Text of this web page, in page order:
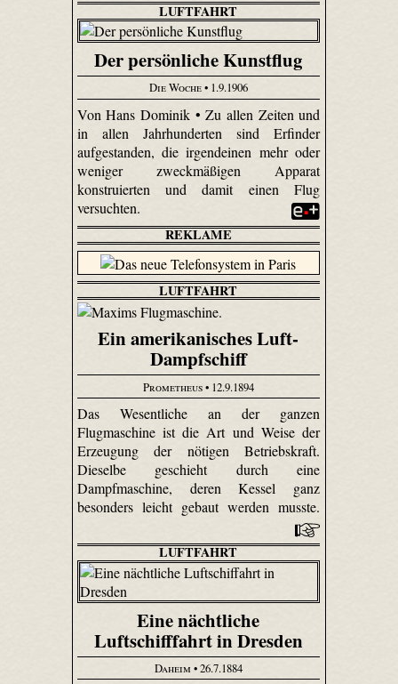
LUFTFAHRT
Der persönliche Kunstflug
Die Woche• 1.9.1906
Von Hans Dominik • Zu allen Zeiten und
in allen Jahrhunderten sind Erfinder
aufgestanden, die irgendeinen mehr oder
weniger zweckmäßigen Apparat
konstruierten und damit einen Flug
versuchten.
REKLAME
LUFTFAHRT
Ein amerikanisches Luft-
Dampfschiff
Prometheus• 12.9.1894
Das Wesentliche an der ganzen
Flugmaschine ist die Art und Weise der
Erzeugung der nötigen Betriebskraft.
Dieselbe geschieht durch eine
Dampfmaschine, deren Kessel ganz
besonders leicht gebaut werden musste.
LUFTFAHRT
Eine nächtliche
Luftschifffahrt in Dresden
Daheim • 26.7.1884